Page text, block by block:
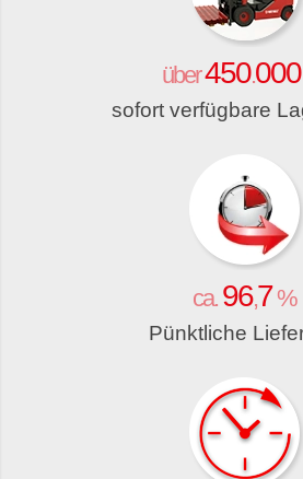
über450.000
sofort verfügbare
ca. 96,7%
Pünktliche